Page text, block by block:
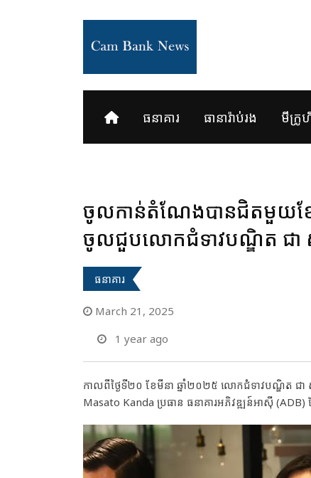
ធនាគារ ធានារ៉ាប់រង មីក្រូហិ
ចូលកាន់តំណែងបានជិតមួយខែ
ចូលជួបលោកជំទាវបណ្ឌិត ជា
ធនាគារ
March 21, 2025
1 year ago
កាលពីថ្ងៃទី២០ ខែមីនា ឆ្នាំ២០២៥ លោកជំទាវបណ្ឌិត ជា
Masato Kanda ប្រធាន ធនាគារអភិវឌ្ឍន៍អាស៊ី (ADB)